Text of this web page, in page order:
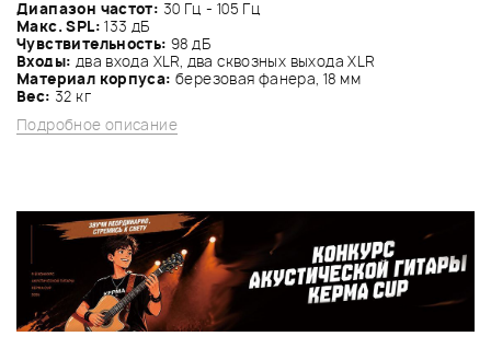
Диапазон частот: 30 Гц - 105 Гц
Макс. SPL: 133 дБ
Чувствительность: 98 дБ
Входы: два входа XLR, два сквозных выхода XLR
Материал корпуса: березовая фанера, 18 мм
Вес: 32 кг
Подробное описание